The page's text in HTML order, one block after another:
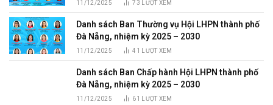
11/12/2025 73 LƯỢT XEM
Danh sách Ban Thường vụ Hội LHPN thành phố
Đà Nẵng, nhiệm kỳ 2025 – 2030
11/12/2025 41 LƯỢT XEM
Danh sách Ban Chấp hành Hội LHPN thành phố
Đà Nẵng, nhiệm kỳ 2025 – 2030
11/12/2025 61 LƯỢT XEM